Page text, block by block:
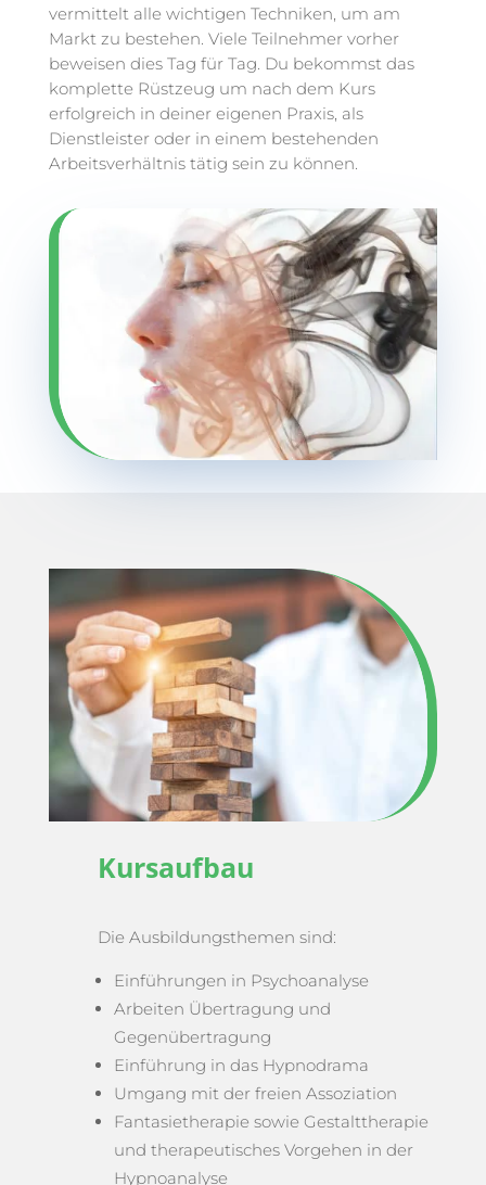
vermittelt alle wichtigen Techniken, um am
Markt zu bestehen. Viele Teilnehmer vorher
beweisen dies Tag für Tag. Du bekommst das
komplette Rüstzeug um nach dem Kurs
erfolgreich in deiner eigenen Praxis, als
Dienstleister oder in einem bestehenden
Arbeitsverhältnis tätig sein zu können.
Kursaufbau
Die Ausbildungsthemen sind:
Einführungen in Psychoanalyse
Arbeiten Übertragung und
Gegenübertragung
Einführung in das Hypnodrama
Umgang mit der freien Assoziation
Fantasietherapie sowie Gestalttherapie
und therapeutisches Vorgehen in der
Hypnoanalyse